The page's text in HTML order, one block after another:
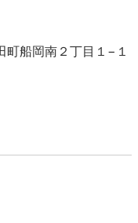
船岡南２丁目１−１